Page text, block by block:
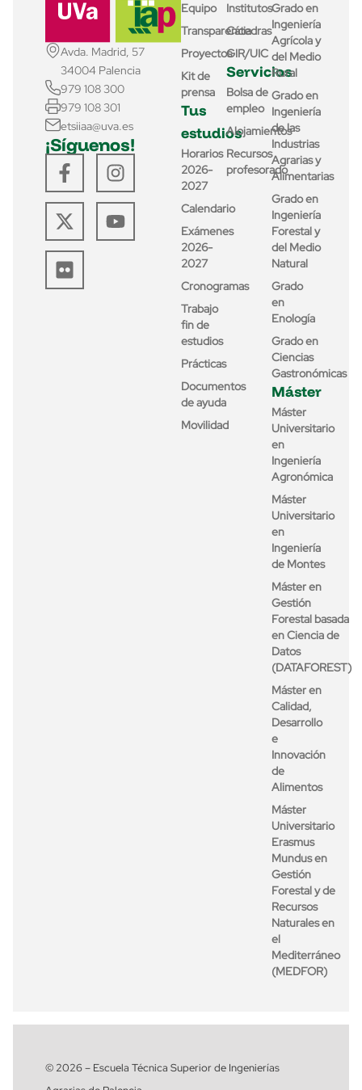
Avda. Madrid, 57
34004 Palencia
979 108 300
979 108 301
etsiiaa@uva.es
¡Síguenos!
Equipo
Transparencia
Proyectos
Kit de
prensa
Tus
estudios
Horarios
2026-
2027
Calendario
Exámenes
2026-
2027
Cronogramas
Trabajo
fin de
estudios
Prácticas
Documentos
de ayuda
Movilidad
Institutos
Cátedras
GIR/UIC
Servicios
Bolsa de
empleo
Alojamientos
Recursos
profesorado
Grado en
Ingeniería
Agrícola y
del Medio
Rural
Grado en
Ingeniería
de las
Industrias
Agrarias y
Alimentarias
Grado en
Ingeniería
Forestal y
del Medio
Natural
Grado
en
Enología
Grado en
Ciencias
Gastronómicas
Máster
Máster
Universitario
en
Ingeniería
Agronómica
Máster
Universitario
en
Ingeniería
de Montes
Máster en
Gestión
Forestal basada
en Ciencia de
Datos
(DATAFOREST)
Máster en
Calidad,
Desarrollo
e
Innovación
de
Alimentos
Máster
Universitario
Erasmus
Mundus en
Gestión
Forestal y de
Recursos
Naturales en
el
Mediterráneo
(MEDFOR)
© 2026 – Escuela Técnica Superior de Ingenierías